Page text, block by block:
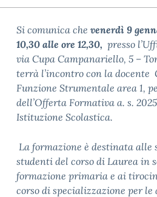
Si comunica che venerdì 9
10,30 alle ore 12,30, presso
via Cupa Campanariello, 5 –
terrà l’incontro con la docente
Funzione Strumentale area 1,
dell’Offerta Formativa a. s.
Istituzione Scolastica.
La formazione è destinata alle
studenti del corso di Laurea in
formazione primaria e ai
corso di specializzazione per